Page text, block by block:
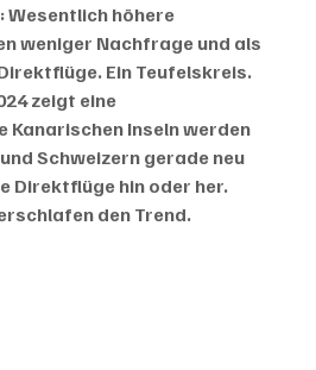
Wesentlich höhere
weniger Nachfrage und als
Ein Teufelskreis.
zeigt eine
Kanarischen Inseln werden
Schweizern gerade neu
Direktflüge hin oder her.
den Trend.